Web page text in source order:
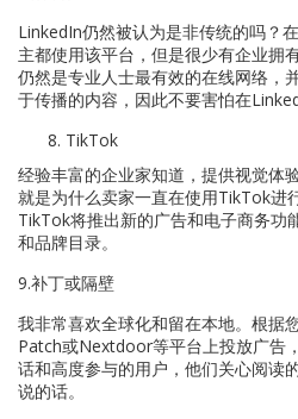
LinkedIn仍然被认为是非传统的吗？
主都使用该平台，但是很少有企业拥
仍然是专业人士最有效的在线网络，
于传播的内容，因此不要害怕在
TikTok
经验丰富的企业家知道，提供视觉体
就是为什么卖家一直在使用TikTok进
TikTok将推出新的广告和电子商务功
和品牌目录。
9.补丁或隔壁
我非常喜欢全球化和留在本地。根据
Patch或Nextdoor等平台上投放广告
话和高度参与的用户，他们关心阅读
说的话。